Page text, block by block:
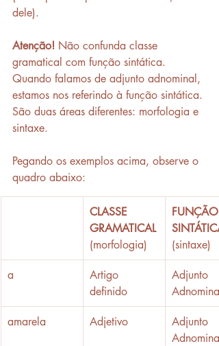
dele).
Atenção! Não confunda classe
gramatical com função sintática.
Quando falamos de adjunto adnominal,
estamos nos referindo à função sintática.
São duas áreas diferentes: morfologia e
sintaxe.
Pegando os exemplos acima, observe o
quadro abaixo:
CLASSE
GRAMATICAL
(morfologia)
​FUNÇÃO
SINTÁTICA
(sintaxe)
a
Artigo
definido
​Adjunto
Adnominal
​amarela ​Adjetivo
Adjunto
Adnominal